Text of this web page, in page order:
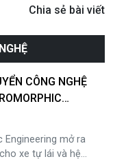
Chia sẻ bài viết
CÔNG NGHỆ
MỞ RA LỐI THOÁT
Engineering mở ra
xe tự lái và hệ